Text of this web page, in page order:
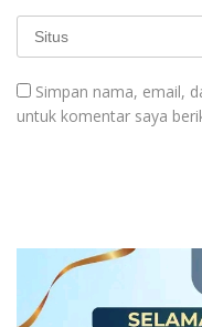
Simpan nama, email,
untuk komentar saya